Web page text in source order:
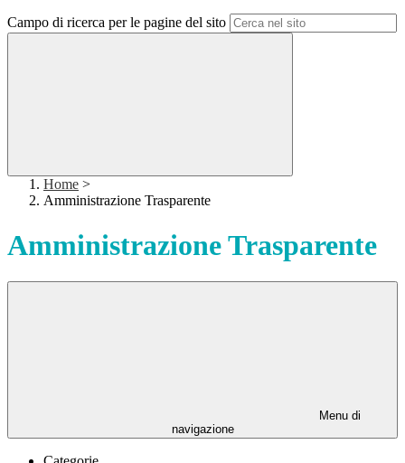
Campo di ricerca per le pagine del sito
Home >
Amministrazione Trasparente
Amministrazione Trasparente
Menu di
navigazione